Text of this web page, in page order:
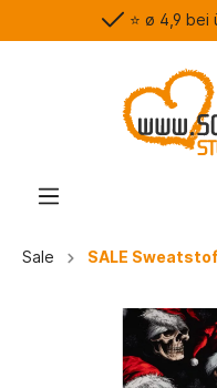
⭐️ ø 4,9
Sale SALE